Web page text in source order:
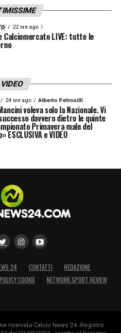
22 ore ago
Calciomercato LIVE: tutte le
VIDEO
24 ore ago Alberto Petrosilli
voleva solo la Nazionale. Vi
davvero dietro le quinte
Primavera male del
ESCLUSIVA e VIDEO
24 CONTATTI
REDAZIONE
COOKIE NETWORK SPORT REVIEW
riservata Calcio News 24 -Registro